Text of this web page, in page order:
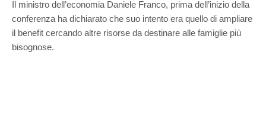
Il ministro dell’economia Daniele Franco, prima dell’inizio della
conferenza ha dichiarato che suo intento era quello di ampliare
il benefit cercando altre risorse da destinare alle famiglie più
bisognose.